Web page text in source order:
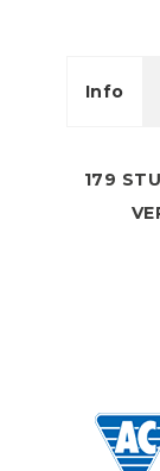
Info
179